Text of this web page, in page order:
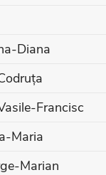
Diana
Francisc
Maria
Marian